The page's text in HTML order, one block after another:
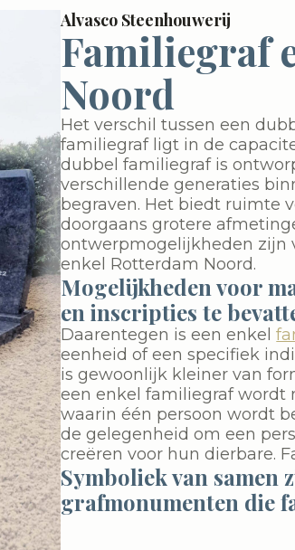
Alvasco Steenhouwerij
Familiegraf
Noord
Het verschil tussen een
familiegraf ligt in de
dubbel familiegraf is
verschillende generaties
begraven. Het biedt ruimte
doorgaans grotere
ontwerpmogelijkheden zijn
enkel Rotterdam Noord.
Mogelijkheden voor
en inscripties te
Daarentegen is een enkel
eenheid of een specifiek
is gewoonlijk kleiner van
een enkel familiegraf wordt
waarin één persoon wordt
de gelegenheid om een
creëren voor hun dierbare.
Symboliek van samen
grafmonumenten die